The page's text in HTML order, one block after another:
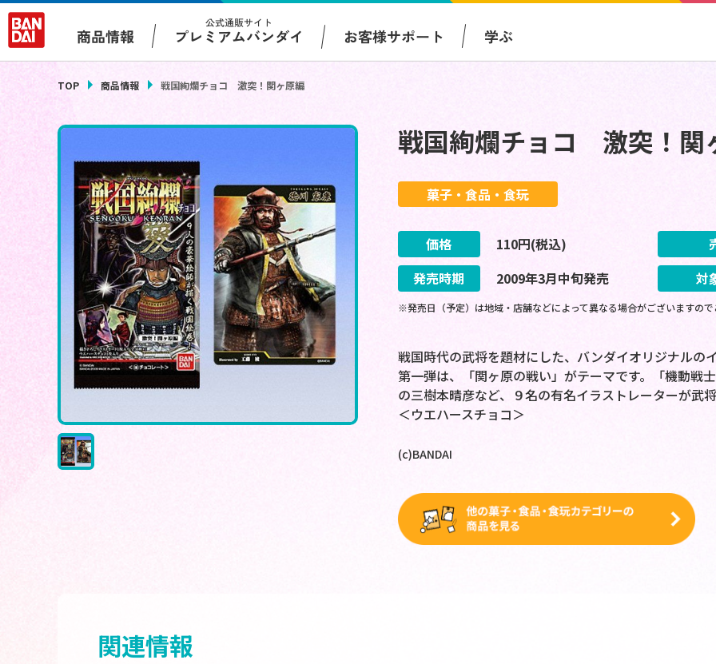
商品情報
公式通販サイト
プレミアムバンダイ お客様サポート 学ぶ
TOP 商品情報 戦国絢爛チョコ 激突！関ヶ原編
戦国絢爛チョコ 激突！関
菓子・食品・食玩
価格 110円(税込)
発売時期
2009年3月中旬発売 対
※発売日（予定）は地域・店舗などによって異なる場合がございますの
戦国時代の武将を題材にした、バンダイオリジナルの
第一弾は、「関ヶ原の戦い」がテーマです。「機動戦
の三樹本晴彦など、９名の有名イラストレーターが武
＜ウエハースチョコ＞
(c)BANDAI
関連情報